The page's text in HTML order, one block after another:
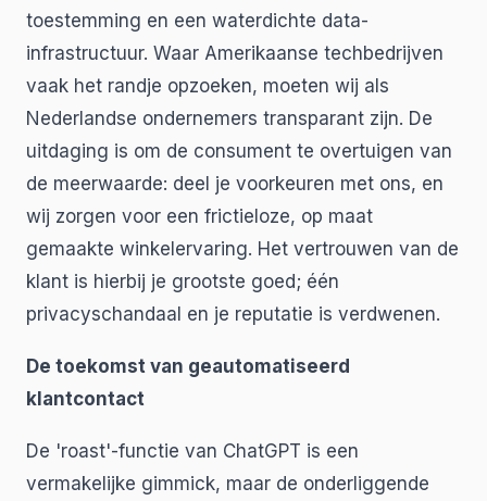
toestemming en een waterdichte data-
infrastructuur. Waar Amerikaanse techbedrijven
vaak het randje opzoeken, moeten wij als
Nederlandse ondernemers transparant zijn. De
uitdaging is om de consument te overtuigen van
de meerwaarde: deel je voorkeuren met ons, en
wij zorgen voor een frictieloze, op maat
gemaakte winkelervaring. Het vertrouwen van de
klant is hierbij je grootste goed; één
privacyschandaal en je reputatie is verdwenen.
De toekomst van geautomatiseerd
klantcontact
De 'roast'-functie van ChatGPT is een
vermakelijke gimmick, maar de onderliggende